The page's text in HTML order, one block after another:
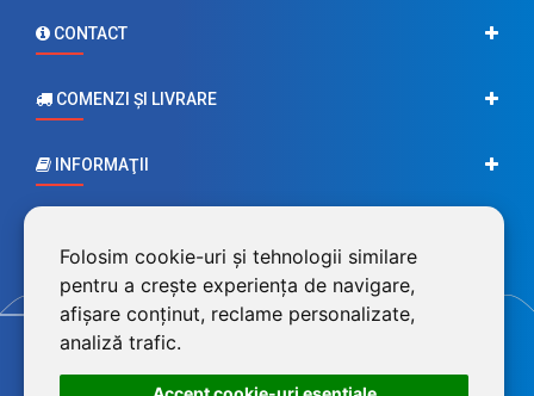
Folosim cookie-uri și tehnologii similare
pentru a crește experiența de navigare,
afișare conținut, reclame personalizate,
analiză trafic.
CONTACT
COMENZI ŞI LIVRARE
INFORMAŢII